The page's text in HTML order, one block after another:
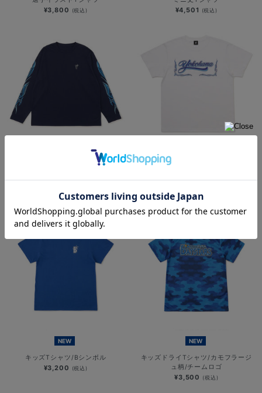
¥3,800 (税込) ¥4,501 (税込)
¥6,701(税込) ¥5,000(税込)
NEW
キッズTシャツ/Bシンボル
¥3,200 (税込)
NEW
キッズドライTシャツ/カモフラージ
ュ柄/チームロゴ
¥3,500 (税込)